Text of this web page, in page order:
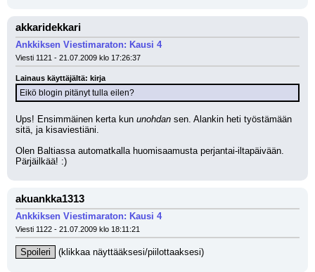
akkaridekkari
Ankkiksen Viestimaraton: Kausi 4
Viesti 1121 - 21.07.2009 klo 17:26:37
Lainaus käyttäjältä: kirja
Eikö blogin pitänyt tulla eilen?
Ups! Ensimmäinen kerta kun unohdan sen. Alankin heti työstämään
sitä, ja kisaviestiäni.
Olen Baltiassa automatkalla huomisaamusta perjantai-iltapäivään.
Pärjäilkää! :)
akuankka1313
Ankkiksen Viestimaraton: Kausi 4
Viesti 1122 - 21.07.2009 klo 18:11:21
Spoileri (klikkaa näyttääksesi/piilottaaksesi)